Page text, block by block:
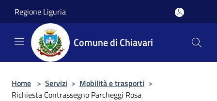
Regione Liguria
Comune di Chiavari
Home > Servizi > Mobilità e trasporti >
Richiesta Contrassegno Parcheggi Rosa